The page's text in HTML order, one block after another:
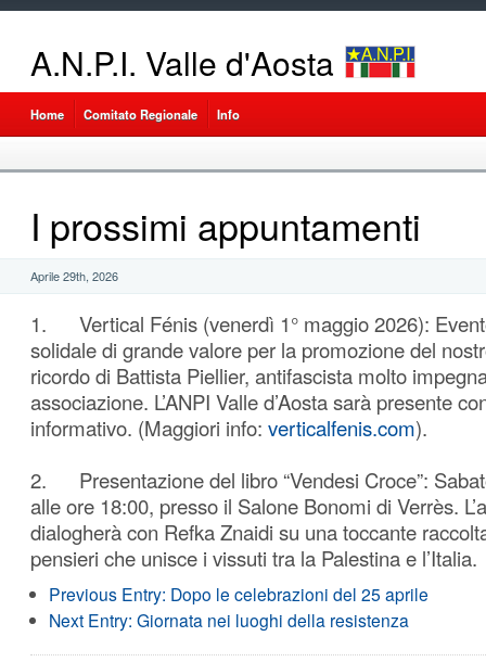
A.N.P.I. Valle d'Aosta
Home Comitato Regionale Info
I prossimi appuntamenti
Aprile 29th, 2026
1. Vertical Fénis (venerdì 1° maggio 2026):
solidale di grande valore per la promozione del
ricordo di Battista Piellier, antifascista molto
associazione. L’ANPI Valle d’Aosta sarà presente
informativo. (Maggiori info: verticalfenis.com).
2. Presentazione del libro “Vendesi Croce”:
alle ore 18:00, presso il Salone Bonomi di Verrès.
dialogherà con Refka Znaidi su una toccante
pensieri che unisce i vissuti tra la Palestina e l’Italia.
Previous Entry: Dopo le celebrazioni del 25 aprile
Next Entry: Giornata nei luoghi della resistenza